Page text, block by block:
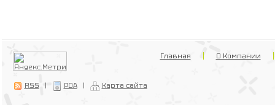
RSS | PDA | Карта сайта
Главная О Компании